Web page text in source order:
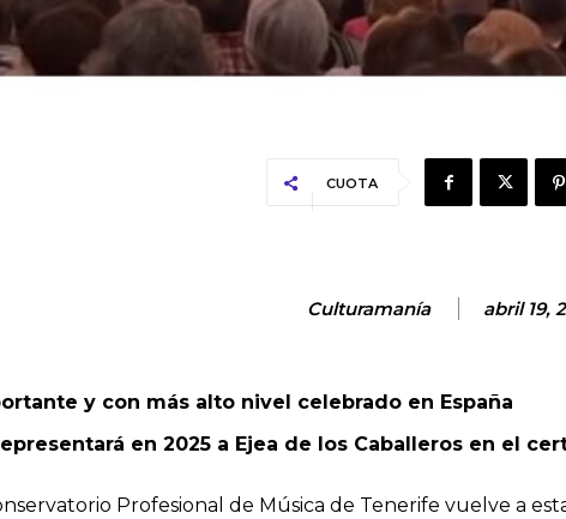
CUOTA
Culturamanía abril 19,
y con más alto nivel celebrado en España
en 2025 a Ejea de los Caballeros en el
Profesional de Música de Tenerife vuelve a